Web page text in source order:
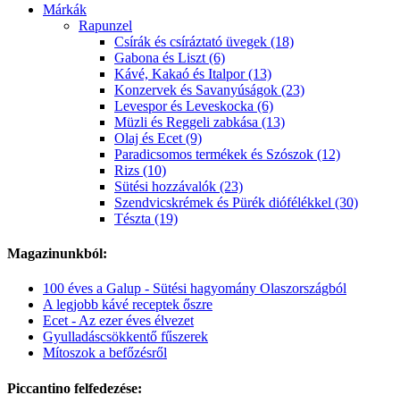
Márkák
Rapunzel
Csírák és csíráztató üvegek (18)
Gabona és Liszt (6)
Kávé, Kakaó és Italpor (13)
Konzervek és Savanyúságok (23)
Levespor és Leveskocka (6)
Müzli és Reggeli zabkása (13)
Olaj és Ecet (9)
Paradicsomos termékek és Szószok (12)
Rizs (10)
Sütési hozzávalók (23)
Szendvicskrémek és Pürék diófélékkel (30)
Tészta (19)
Magazinunkból:
100 éves a Galup - Sütési hagyomány Olaszországból
A legjobb kávé receptek őszre
Ecet - Az ezer éves élvezet
Gyulladáscsökkentő fűszerek
Mítoszok a befőzésről
Piccantino felfedezése: